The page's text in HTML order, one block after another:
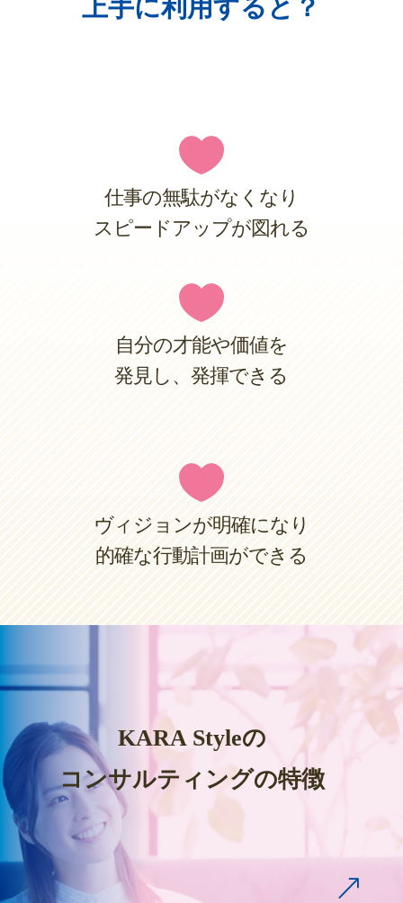
上手に利用すると？

仕事の無駄がなくなり
スピードアップが図れる

自分の才能や価値を
発見し、発揮できる

ヴィジョンが明確になり
的確な行動計画ができる
KARA Styleの
コンサルティングの特徴
&